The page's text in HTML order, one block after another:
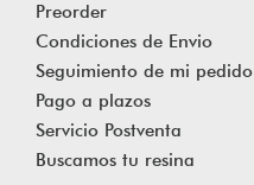
Preorder
Condiciones de Envio
Seguimiento de mi pedido
Pago a plazos
Servicio Postventa
Buscamos tu resina